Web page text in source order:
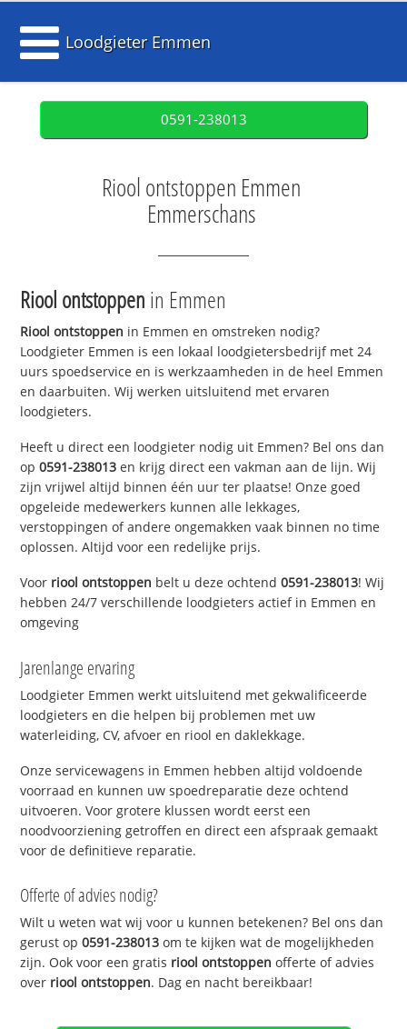
Loodgieter Emmen
0591-238013
Riool ontstoppen Emmen
Emmerschans
Riool ontstoppen in Emmen
Riool ontstoppen in Emmen en omstreken nodig?
Loodgieter Emmen is een lokaal loodgietersbedrijf met 24
uurs spoedservice en is werkzaamheden in de heel Emmen
en daarbuiten. Wij werken uitsluitend met ervaren
loodgieters.
Heeft u direct een loodgieter nodig uit Emmen? Bel ons dan
op0591-238013 en krijg direct een vakman aan de lijn. Wij
zijn vrijwel altijd binnen één uur ter plaatse! Onze goed
opgeleide medewerkers kunnen alle lekkages,
verstoppingen of andere ongemakken vaak binnen no time
oplossen. Altijd voor een redelijke prijs.
Voor riool ontstoppen belt u deze ochtend0591-238013! Wij
hebben 24/7 verschillende loodgieters actief in Emmen en
omgeving
Jarenlange ervaring
Loodgieter Emmen werkt uitsluitend met gekwalificeerde
loodgieters en die helpen bij problemen met uw
waterleiding, CV, afvoer en riool en daklekkage.
Onze servicewagens in Emmen hebben altijd voldoende
voorraad en kunnen uw spoedreparatie deze ochtend
uitvoeren. Voor grotere klussen wordt eerst een
noodvoorziening getroffen en direct een afspraak gemaakt
voor de definitieve reparatie.
Offerte of advies nodig?
Wilt u weten wat wij voor u kunnen betekenen? Bel ons dan
gerust op0591-238013 om te kijken wat de mogelijkheden
zijn. Ook voor een gratis riool ontstoppen offerte of advies
over riool ontstoppen. Dag en nacht bereikbaar!